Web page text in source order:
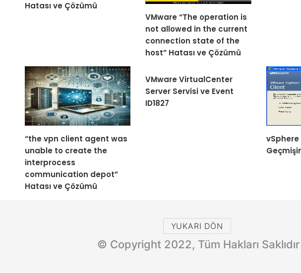
Hatası ve Çözümü
VMware “The operation is
not allowed in the current
connection state of the
host” Hatası ve Çözümü
“the vpn client agent was
unable to create the
interprocess
communication depot”
Hatası ve Çözümü
VMware VirtualCenter
Server Servisi ve Event
ID1827
vSphere
YUKARI DÖN
© Copyright 2022, Tüm Hakları Saklıdır